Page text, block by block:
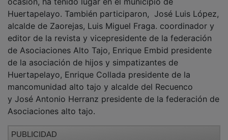
Huertapelayo. También participaron, José Luis López,
alcalde de Zaorejas, Luis Miguel Fraga. coordinador y
editor de la revista y vicepresidente de la federación
de Asociaciones Alto Tajo, Enrique Embid presidente
de la asociación de hijos y simpatizantes de
Huertapelayo, Enrique Collada presidente de la
mancomunidad alto tajo y alcalde del Recuenco
y José Antonio Herranz presidente de la federación de
Asociaciones alto tajo.